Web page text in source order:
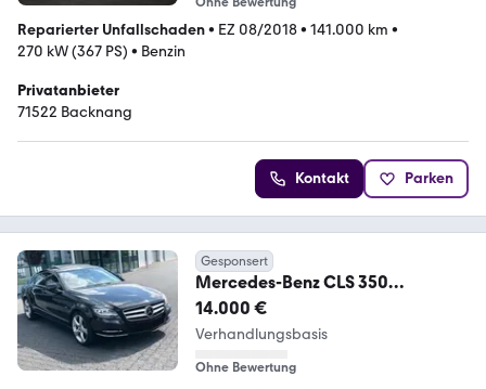
Reparierter Unfallschaden• EZ 08/2018• 141.000 km •
270 kW (367 PS) • Benzin
Privatanbieter
71522 Backnang
Kontakt Parken
Gesponsert
Mercedes-Benz CLS 350
BlueEFFICIENCY -
14.000 €
Verhandlungsbasis
Ohne Bewertung